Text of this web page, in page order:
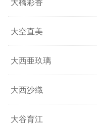
大橋彩香
大空直美
大西亜玖璃
大西沙織
大谷育江